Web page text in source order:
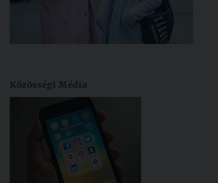
Közösségi Média